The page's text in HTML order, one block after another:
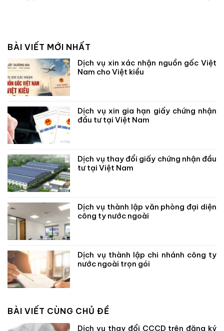
BÀI VIẾT MỚI NHẤT
Dịch vụ xin xác nhận nguồn gốc Việt
Nam cho Việt kiều
Dịch vụ xin gia hạn giấy chứng nhận
đầu tư tại Việt Nam
Dịch vụ thay đổi giấy chứng nhận đầu
tư tại Việt Nam
Dịch vụ thành lập văn phòng đại diện
công ty nước ngoài
Dịch vụ thành lập chi nhánh công ty
nước ngoài trọn gói
BÀI VIẾT CÙNG CHỦ ĐỀ
Dịch vụ thay đổi CCCD trên đăng ký